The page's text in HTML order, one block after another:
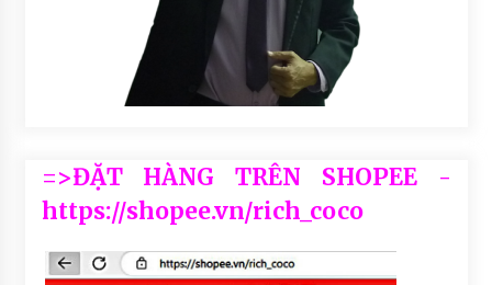
=>ĐẶT HÀNG TRÊN SHOPEE -
https://shopee.vn/rich_coco